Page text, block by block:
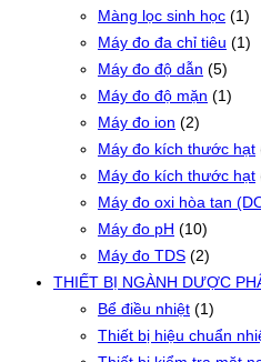
Màng lọc sinh học (1)
Máy đo đa chỉ tiêu (1)
Máy đo độ dẫn (5)
Máy đo độ mặn (1)
Máy đo ion (2)
Máy đo kích thước hạt
Máy đo kích thước hạt
Máy đo oxi hòa tan
Máy đo pH (10)
Máy đo TDS (2)
THIẾT BỊ NGÀNH DƯỢC
Bể điều nhiệt (1)
Thiết bị hiệu chuẩn